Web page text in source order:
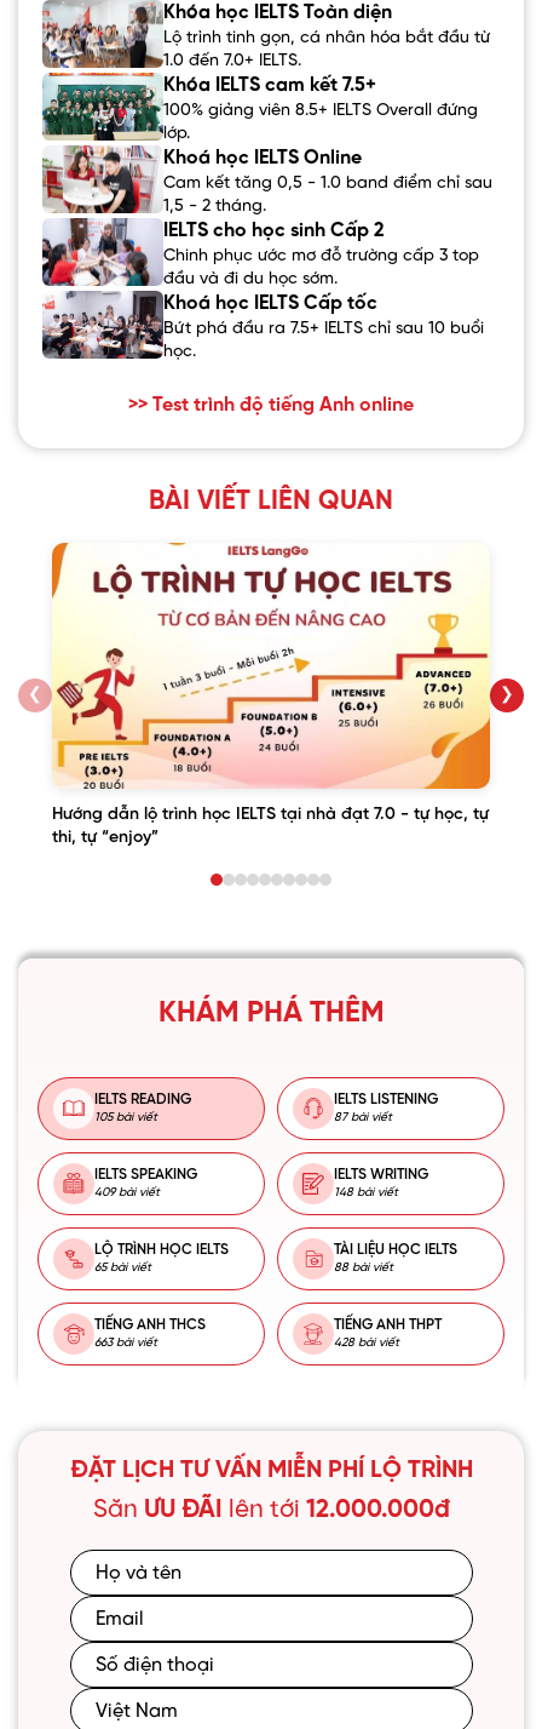
Khóa học IELTS Toàn diện
Lộ trình tinh gọn, cá nhân hóa bắt đầu từ
1.0 đến 7.0+ IELTS.
Khóa IELTS cam kết 7.5+
100% giảng viên 8.5+ IELTS Overall đứng
lớp.
Khoá học IELTS Online
Cam kết tăng 0,5 - 1.0 band điểm chỉ sau
1,5 - 2 tháng.
IELTS cho học sinh Cấp 2
Chinh phục ước mơ đỗ trường cấp 3 top
đầu và đi du học sớm.
Khoá học IELTS Cấp tốc
Bứt phá đầu ra 7.5+ IELTS chỉ sau 10 buổi
học.
>> Test trình độ tiếng Anh online
BÀI VIẾT LIÊN QUAN
❮
Hướng dẫn lộ trình học IELTS tại nhà đạt 7.0 - tự học, tự
thi, tự “enjoy”
❯
KHÁM PHÁ THÊM
IELTS READING
105 bài viết
IELTS LISTENING
87 bài viết
IELTS SPEAKING
409 bài viết
IELTS WRITING
148 bài viết
LỘ TRÌNH HỌC IELTS
65 bài viết
TÀI LIỆU HỌC IELTS
88 bài viết
TIẾNG ANH THCS
663 bài viết
TIẾNG ANH THPT
428 bài viết
ĐẶT LỊCH TƯ VẤN MIỄN PHÍ LỘ TRÌNH
Săn ƯU ĐÃI lên tới 12.000.000đ